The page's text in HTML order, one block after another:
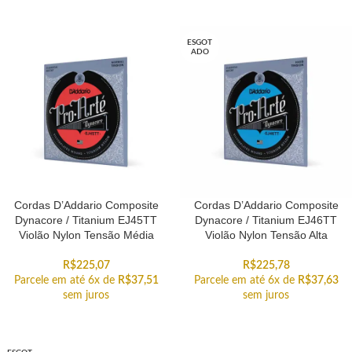
Cordas D’Addario Composite
Dynacore / Titanium EJ45TT
Violão Nylon Tensão Média
R$225,07
Parcele em até 6x de R$37,51
sem juros
ESGOT
ADO
Cordas D’Addario Composite
Dynacore / Titanium EJ46TT
Violão Nylon Tensão Alta
R$225,78
Parcele em até 6x de R$37,63
sem juros